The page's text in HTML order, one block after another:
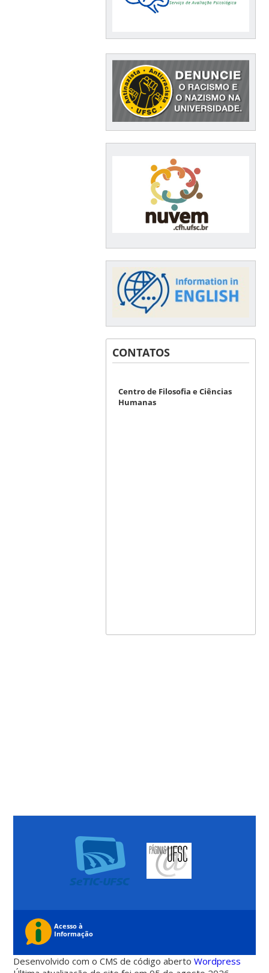
CONTATOS
Centro de Filosofia e Ciências
Humanas
Desenvolvido com o CMS de código abertoWordpress